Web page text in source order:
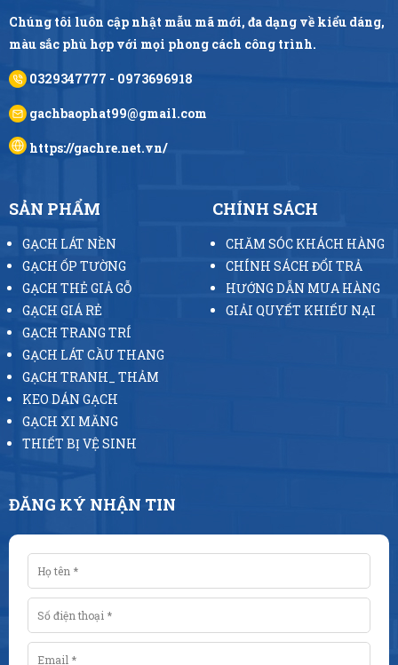
Chúng tôi luôn cập nhật mẫu mã mới, đa dạng về kiểu dáng,
màu sắc phù hợp với mọi phong cách công trình.
0329347777 - 0973696918
gachbaophat99@gmail.com
https://gachre.net.vn/
SẢN PHẨM
GẠCH LÁT NỀN
GẠCH ỐP TƯỜNG
GẠCH THẺ GIẢ GỖ
GẠCH GIÁ RẺ
GẠCH TRANG TRÍ
GẠCH LÁT CẦU THANG
GẠCH TRANH_ THẢM
KEO DÁN GẠCH
GẠCH XI MĂNG
THIẾT BỊ VỆ SINH
CHÍNH SÁCH
CHĂM SÓC KHÁCH HÀNG
CHÍNH SÁCH ĐỔI TRẢ
HƯỚNG DẪN MUA HÀNG
GIẢI QUYẾT KHIẾU NẠI
ĐĂNG KÝ NHẬN TIN